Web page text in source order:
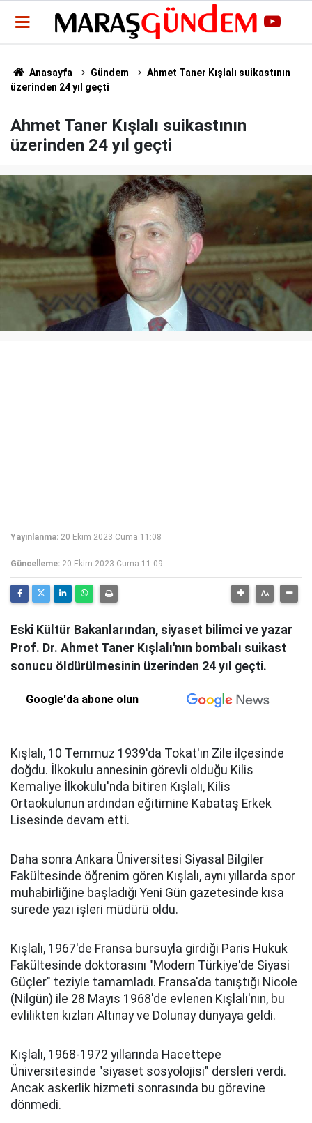
Anasayfa Gündem
Ahmet Taner Kışlalı suikastının
üzerinden 24 yıl geçti
Ahmet Taner Kışlalı suikastının
üzerinden 24 yıl geçti
Yayınlanma: 20 Ekim 2023 Cuma 11:08
Güncelleme: 20 Ekim 2023 Cuma 11:09
Eski Kültür Bakanlarından, siyaset bilimci ve yazar
Prof. Dr. Ahmet Taner Kışlalı'nın bombalı suikast
sonucu öldürülmesinin üzerinden 24 yıl geçti.
Google'da abone olun
Kışlalı, 10 Temmuz 1939'da Tokat'ın Zile ilçesinde
doğdu. İlkokulu annesinin görevli olduğu Kilis
Kemaliye İlkokulu'nda bitiren Kışlalı, Kilis
Ortaokulunun ardından eğitimine Kabataş Erkek
Lisesinde devam etti.
Daha sonra Ankara Üniversitesi Siyasal Bilgiler
Fakültesinde öğrenim gören Kışlalı, aynı yıllarda spor
muhabirliğine başladığı Yeni Gün gazetesinde kısa
sürede yazı işleri müdürü oldu.
Kışlalı, 1967'de Fransa bursuyla girdiği Paris Hukuk
Fakültesinde doktorasını "Modern Türkiye'de Siyasi
Güçler" teziyle tamamladı. Fransa'da tanıştığı Nicole
(Nilgün) ile 28 Mayıs 1968'de evlenen Kışlalı'nın, bu
evlilikten kızları Altınay ve Dolunay dünyaya geldi.
Kışlalı, 1968-1972 yıllarında Hacettepe
Üniversitesinde "siyaset sosyolojisi" dersleri verdi.
Ancak askerlik hizmeti sonrasında bu görevine
dönmedi.